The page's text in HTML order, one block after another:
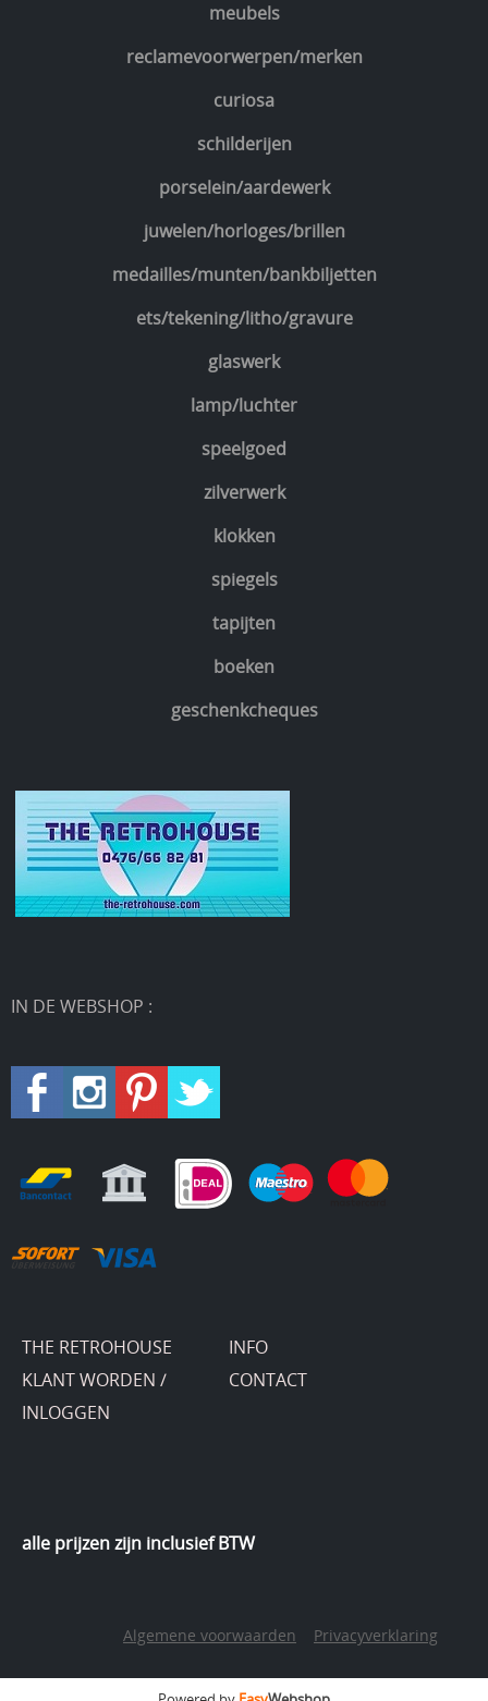
meubels
reclamevoorwerpen/merken
curiosa
schilderijen
porselein/aardewerk
juwelen/horloges/brillen
medailles/munten/bankbiljetten
ets/tekening/litho/gravure
glaswerk
lamp/luchter
speelgoed
zilverwerk
klokken
spiegels
tapijten
boeken
geschenkcheques
IN DE WEBSHOP :
THE RETROHOUSE
INFO
KLANT WORDEN /
INLOGGEN
CONTACT
alle prijzen zijn inclusief BTW
Algemene voorwaarden Privacyverklaring